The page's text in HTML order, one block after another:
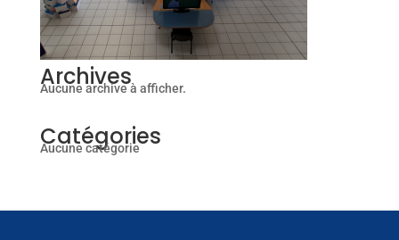
Archives
Aucune archive à afficher.
Catégories
Aucune catégorie